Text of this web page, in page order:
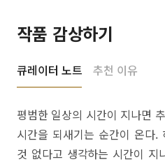
작품 감상하기
큐레이터 노트 추천 이유
평범한 일상의 시간이 지나면
시간을 되새기는 순간이 온다.
것 없다고 생각하는 시간이 지